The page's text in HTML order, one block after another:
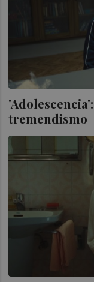
tremendismo